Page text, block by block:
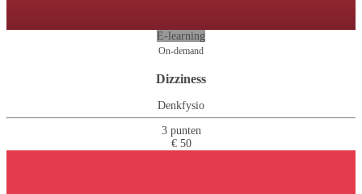
E-learning
On-demand
Dizziness
Denkfysio
3 punten
€ 50